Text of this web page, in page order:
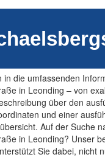
in die umfassenden
in Leonding – von
über den
und einer
Auf der Suche
in Leonding? Unser
Sie dabei, nicht